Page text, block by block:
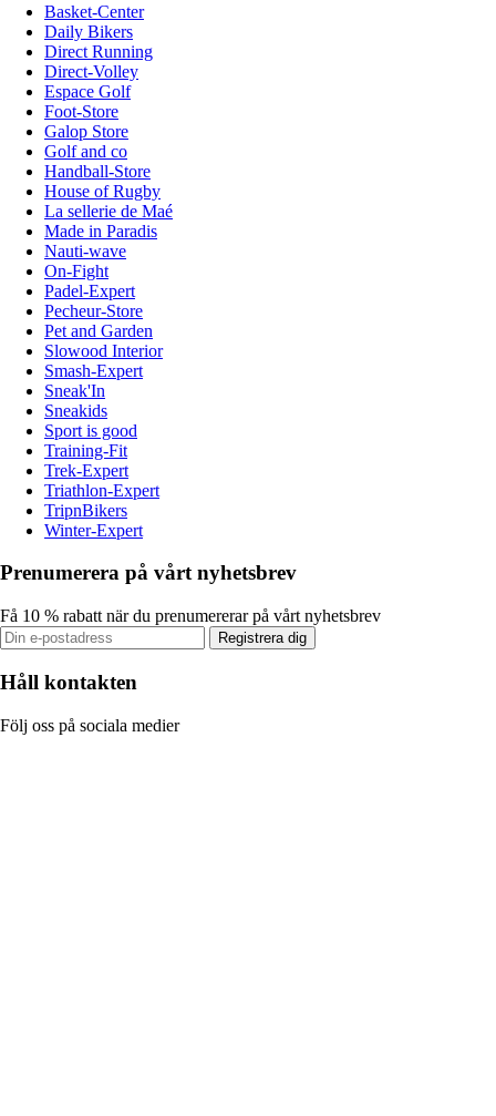
Basket-Center
Daily Bikers
Direct Running
Direct-Volley
Espace Golf
Foot-Store
Galop Store
Golf and co
Handball-Store
House of Rugby
La sellerie de Maé
Made in Paradis
Nauti-wave
On-Fight
Padel-Expert
Pecheur-Store
Pet and Garden
Slowood Interior
Smash-Expert
Sneak'In
Sneakids
Sport is good
Training-Fit
Trek-Expert
Triathlon-Expert
TripnBikers
Winter-Expert
Prenumerera på vårt nyhetsbrev
Få 10 % rabatt när du prenumererar på vårt nyhetsbrev
Registrera dig
Håll kontakten
Följ oss på sociala medier